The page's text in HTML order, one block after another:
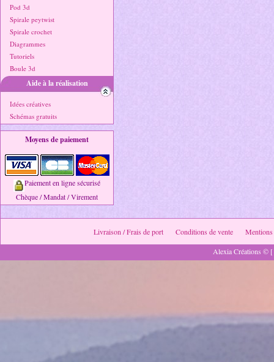
Pod 3d
Spirale peytwist
Spirale crochet
Diagrammes
Tutoriels
Boule 3d
Aide à la réalisation
Idées créatives
Schémas gratuits
Moyens de paiement
Paiement en ligne sécurisé
Chèque / Mandat / Virement
Livraison / Frais de port Conditions de vente
Mentions
Alexia Créations ©